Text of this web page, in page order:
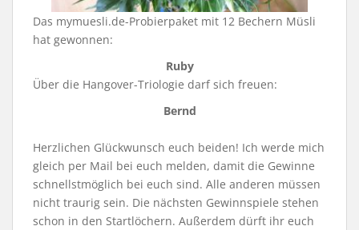
Das mymuesli.de-Probierpaket mit 12 Bechern Müsli
hat gewonnen:
Ruby
Über die Hangover-Triologie darf sich freuen:
Bernd
Herzlichen Glückwunsch euch beiden! Ich werde mich
gleich per Mail bei euch melden, damit die Gewinne
schnellstmöglich bei euch sind. Alle anderen müssen
nicht traurig sein. Die nächsten Gewinnspiele stehen
schon in den Startlöchern. Außerdem dürft ihr euch